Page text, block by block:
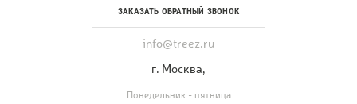
ЗАКАЗАТЬ ОБРАТНЫЙ ЗВОНОК
info@treez.ru
г. Москва,
Понедельник - пятница